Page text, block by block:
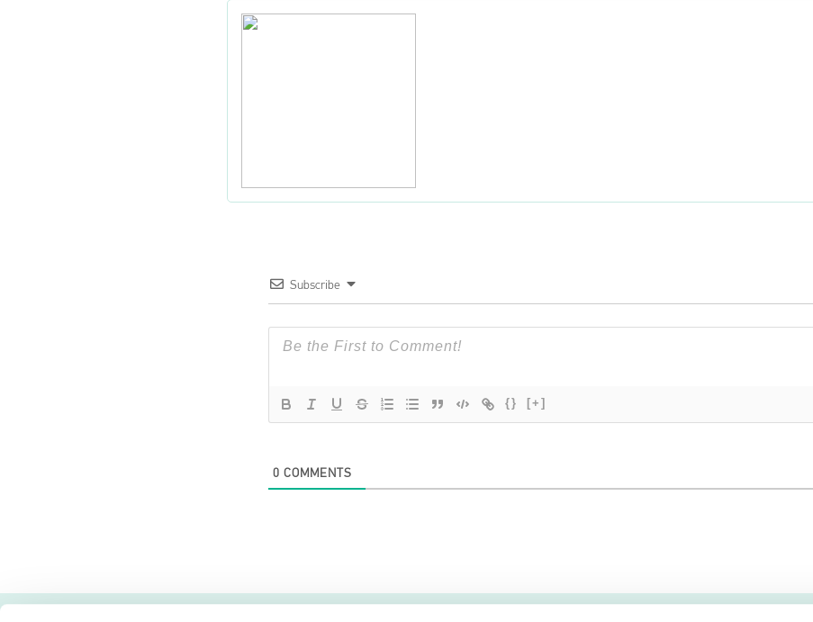
Subscribe
{} [+]
0 COMMENTS